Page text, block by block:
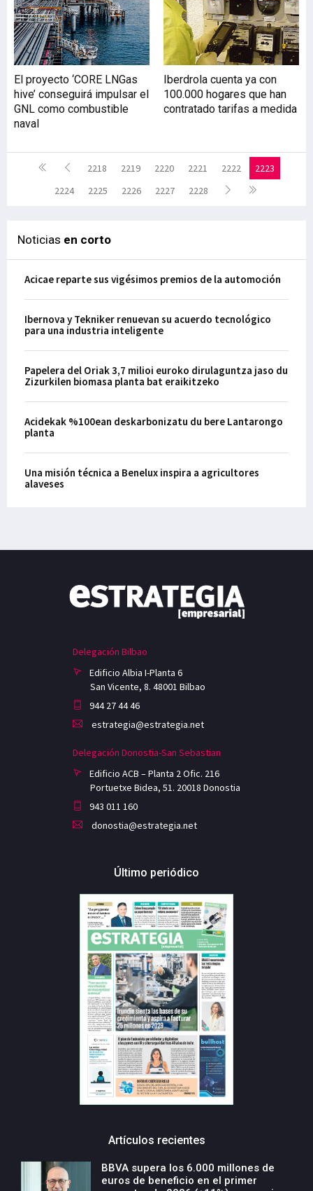
El proyecto ‘CORE LNGas
hive’ conseguirá impulsar el
GNL como combustible
naval
Iberdrola cuenta ya con
100.000 hogares que han
contratado tarifas a medida
2218 2219 2220 2221 2222
2223
2224
2225 2226 2227 2228
Noticias en corto
Acicae reparte sus vigésimos premios de la automoción
Ibernova y Tekniker renuevan su acuerdo tecnológico
para una industria inteligente
Papelera del Oriak 3,7 milioi euroko dirulaguntza jaso du
Zizurkilen biomasa planta bat eraikitzeko
Acidekak %100ean deskarbonizatu du bere Lantarongo
planta
Una misión técnica a Benelux inspira a agricultores
alaveses
Delegación Bilbao
Edificio Albia I-Planta 6
San Vicente, 8. 48001 Bilbao
944 27 44 46
estrategia@estrategia.net
Delegación Donostia-San Sebastian
Edificio ACB – Planta 2 Ofic. 216
Portuetxe Bidea, 51. 20018 Donostia
943 011 160
donostia@estrategia.net
Último periódico
Artículos recientes
BBVA supera los 6.000 millones de
euros de beneficio en el primer